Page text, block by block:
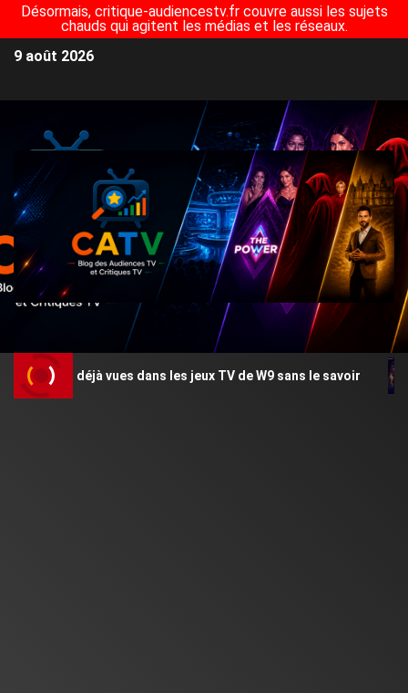
Désormais, critique-audiencestv.fr couvre aussi les sujets
chauds qui agitent les médias et les réseaux.
9 août 2026
avez déjà vues dans les jeux TV de W9 sans le savoir